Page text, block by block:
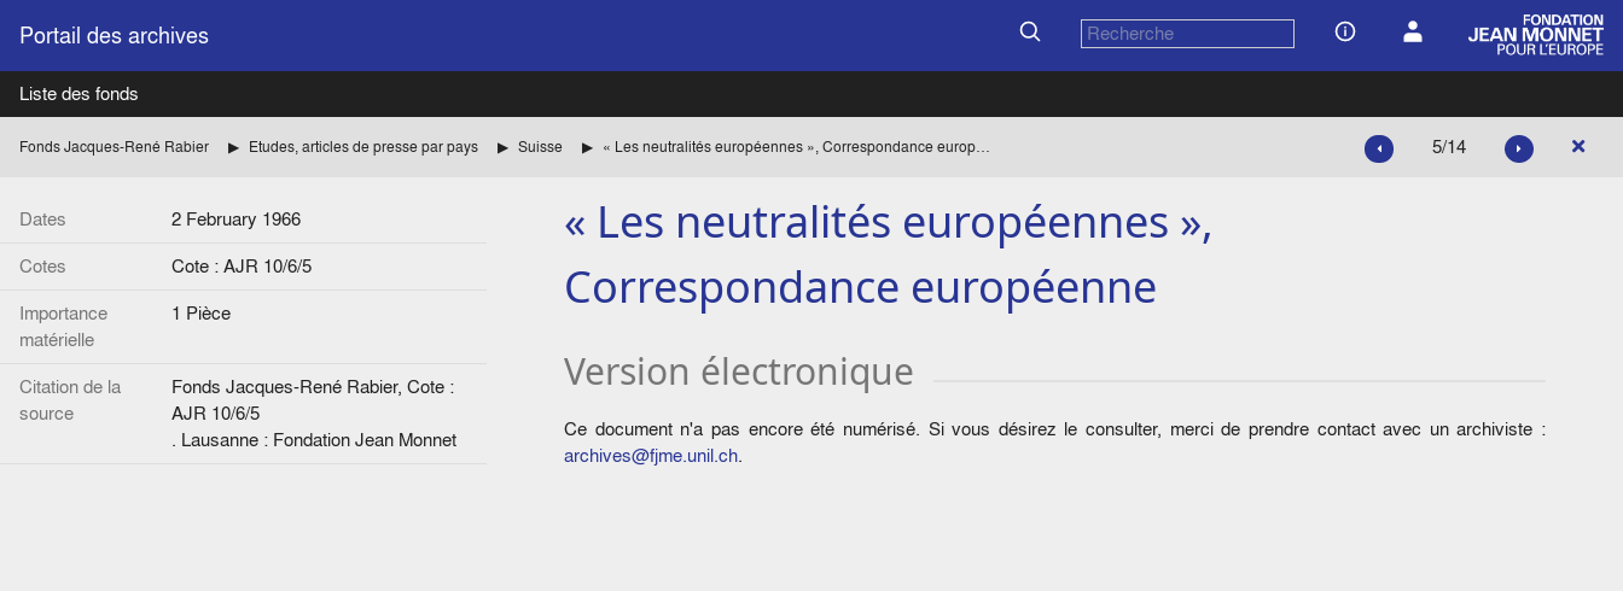
Portail des archives
Liste des fonds
Fonds Jacques-René Rabier Etudes, articles de presse par pays Suisse « Les neutralités européennes », Correspondance européenne 5/14
Dates
2 February 1966
Cotes
Cote : AJR 10/6/5
Importance
matérielle
1 Pièce
Citation de la
source
Fonds Jacques-René Rabier, Cote :
AJR 10/6/5
. Lausanne : Fondation Jean Monnet
« Les neutralités européennes »,
Correspondance européenne
Version électronique
Ce document n'a pas encore été numérisé. Si vous désirez le consulter, merci de prendre contact avec un archiviste :
archives@fjme.unil.ch.